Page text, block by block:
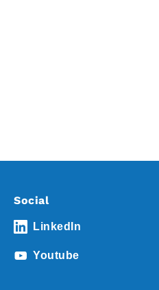
Social
LinkedIn
Youtube